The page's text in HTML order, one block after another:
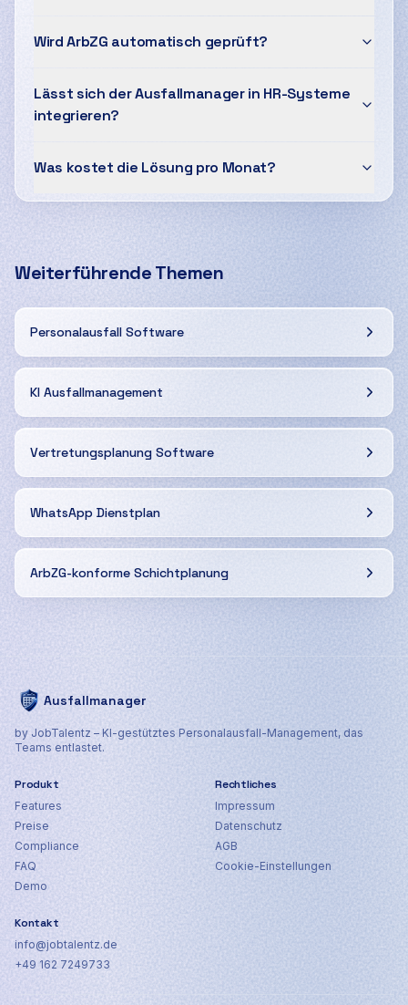
Wird ArbZG automatisch geprüft?
Lässt sich der Ausfallmanager in HR-Systeme
integrieren?
Was kostet die Lösung pro Monat?
Weiterführende Themen
Personalausfall Software
KI Ausfallmanagement
Vertretungsplanung Software
WhatsApp Dienstplan
ArbZG-konforme Schichtplanung
Ausfallmanager
by JobTalentz – KI-gestütztes Personalausfall-Management, das
Teams entlastet.
Produkt
Features
Preise
Compliance
FAQ
Demo
Rechtliches
Impressum
Datenschutz
AGB
Cookie-Einstellungen
Kontakt
info@jobtalentz.de
+49 162 7249733